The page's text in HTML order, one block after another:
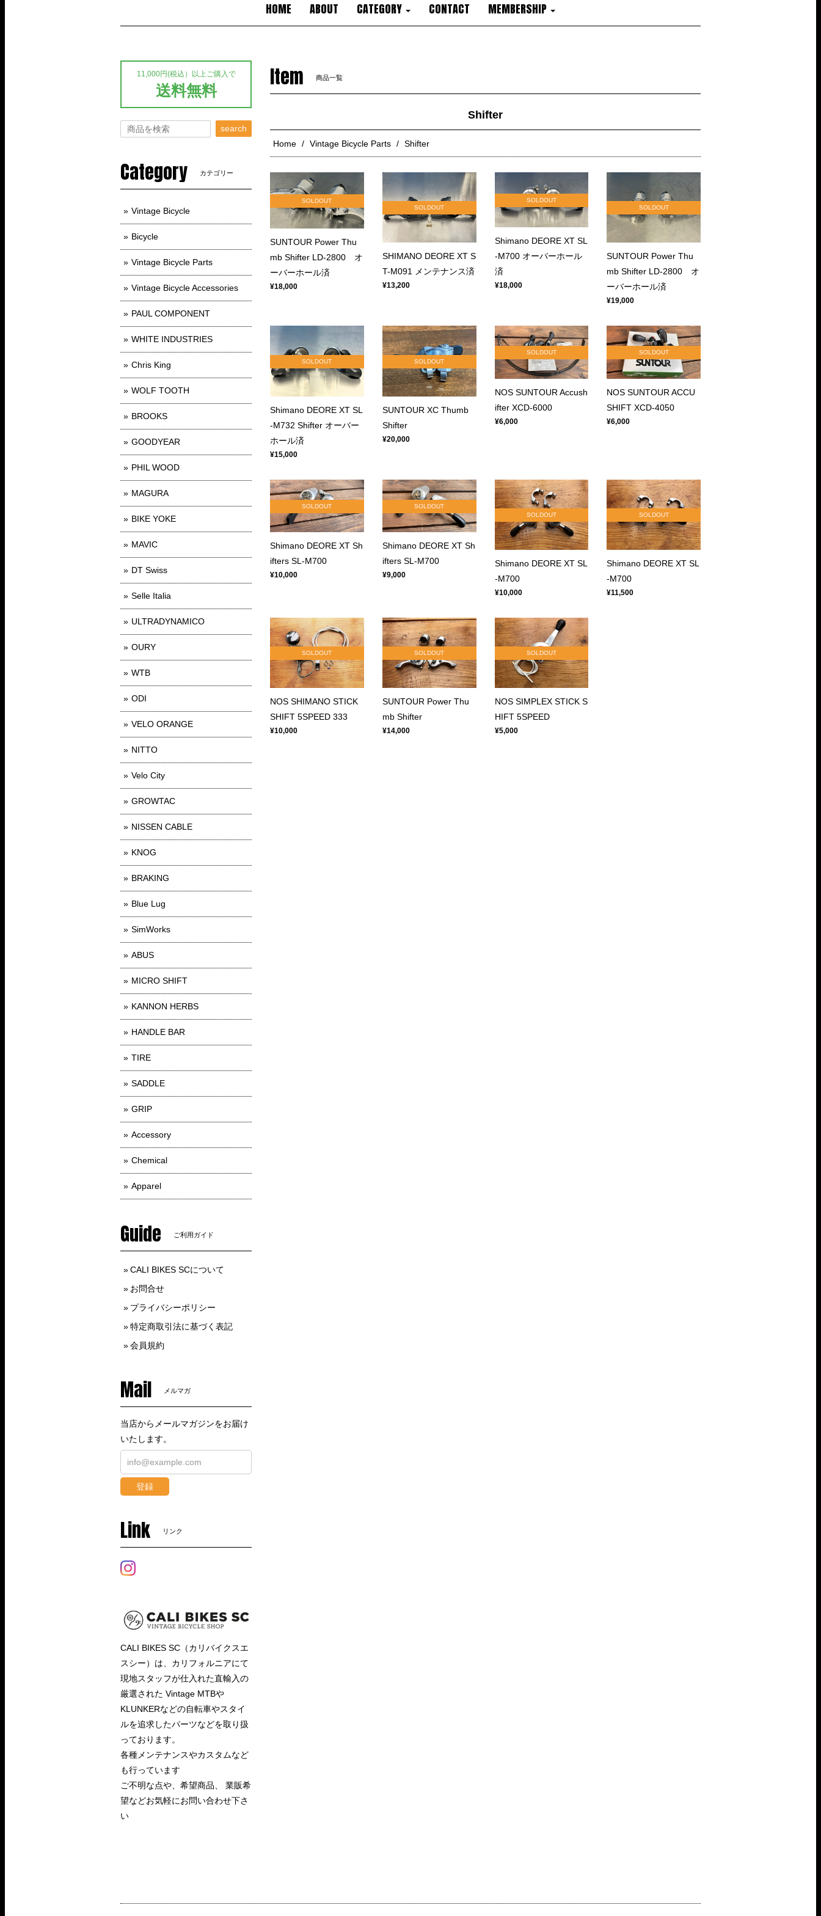
HOME ABOUT CATEGORY CONTACT MEMBERSHIP
Item 商品一覧
Shifter
Home Vintage Bicycle Parts Shifter
SOLDOUT
SUNTOUR Power Thu
mb Shifter LD-2800 オ
ーバーホール済
¥18,000
SOLDOUT
SHIMANO DEORE XT S
T-M091 メンテナンス済
¥13,200
SOLDOUT
Shimano DEORE XT SL
-M700 オーバーホール
済
¥18,000
SOLDOUT
SUNTOUR Power Thu
mb Shifter LD-2800 オ
ーバーホール済
¥19,000
SOLDOUT
Shimano DEORE XT SL
-M732 Shifter オーバー
ホール済
¥15,000
SOLDOUT
SUNTOUR XC Thumb
Shifter
¥20,000
SOLDOUT
NOS SUNTOUR Accush
ifter XCD-6000
¥6,000
SOLDOUT
NOS SUNTOUR ACCU
SHIFT XCD-4050
¥6,000
SOLDOUT
Shimano DEORE XT Sh
ifters SL-M700
¥10,000
SOLDOUT
Shimano DEORE XT Sh
ifters SL-M700
¥9,000
SOLDOUT
Shimano DEORE XT SL
-M700
¥10,000
SOLDOUT
Shimano DEORE XT SL
-M700
¥11,500
SOLDOUT
NOS SHIMANO STICK
SHIFT 5SPEED 333
¥10,000
SOLDOUT
SUNTOUR Power Thu
mb Shifter
¥14,000
SOLDOUT
NOS SIMPLEX STICK S
HIFT 5SPEED
¥5,000
11,000円(税込）以上ご購入で
送料無料
search
Category カテゴリー
Vintage Bicycle
Bicycle
Vintage Bicycle Parts
Vintage Bicycle Accessories
PAUL COMPONENT
WHITE INDUSTRIES
Chris King
WOLF TOOTH
BROOKS
GOODYEAR
PHIL WOOD
MAGURA
BIKE YOKE
MAVIC
DT Swiss
Selle Italia
ULTRADYNAMICO
OURY
WTB
ODI
VELO ORANGE
NITTO
Velo City
GROWTAC
NISSEN CABLE
KNOG
BRAKING
Blue Lug
SimWorks
ABUS
MICRO SHIFT
KANNON HERBS
HANDLE BAR
TIRE
SADDLE
GRIP
Accessory
Chemical
Apparel
Guide ご利用ガイド
CALI BIKES SCについて
お問合せ
プライバシーポリシー
特定商取引法に基づく表記
会員規約
Mail メルマガ
当店からメールマガジンをお届け
いたします。
登録
Link リンク
CALI BIKES SC（カリバイクスエ
スシー）は、カリフォルニアにて
現地スタッフが仕入れた直輸入の
厳選された Vintage MTBや
KLUNKERなどの自転車やスタイ
ルを追求したパーツなどを取り扱
っております。
各種メンテナンスやカスタムなど
も行っています
ご不明な点や、希望商品、 業販希
望などお気軽にお問い合わせ下さ
い